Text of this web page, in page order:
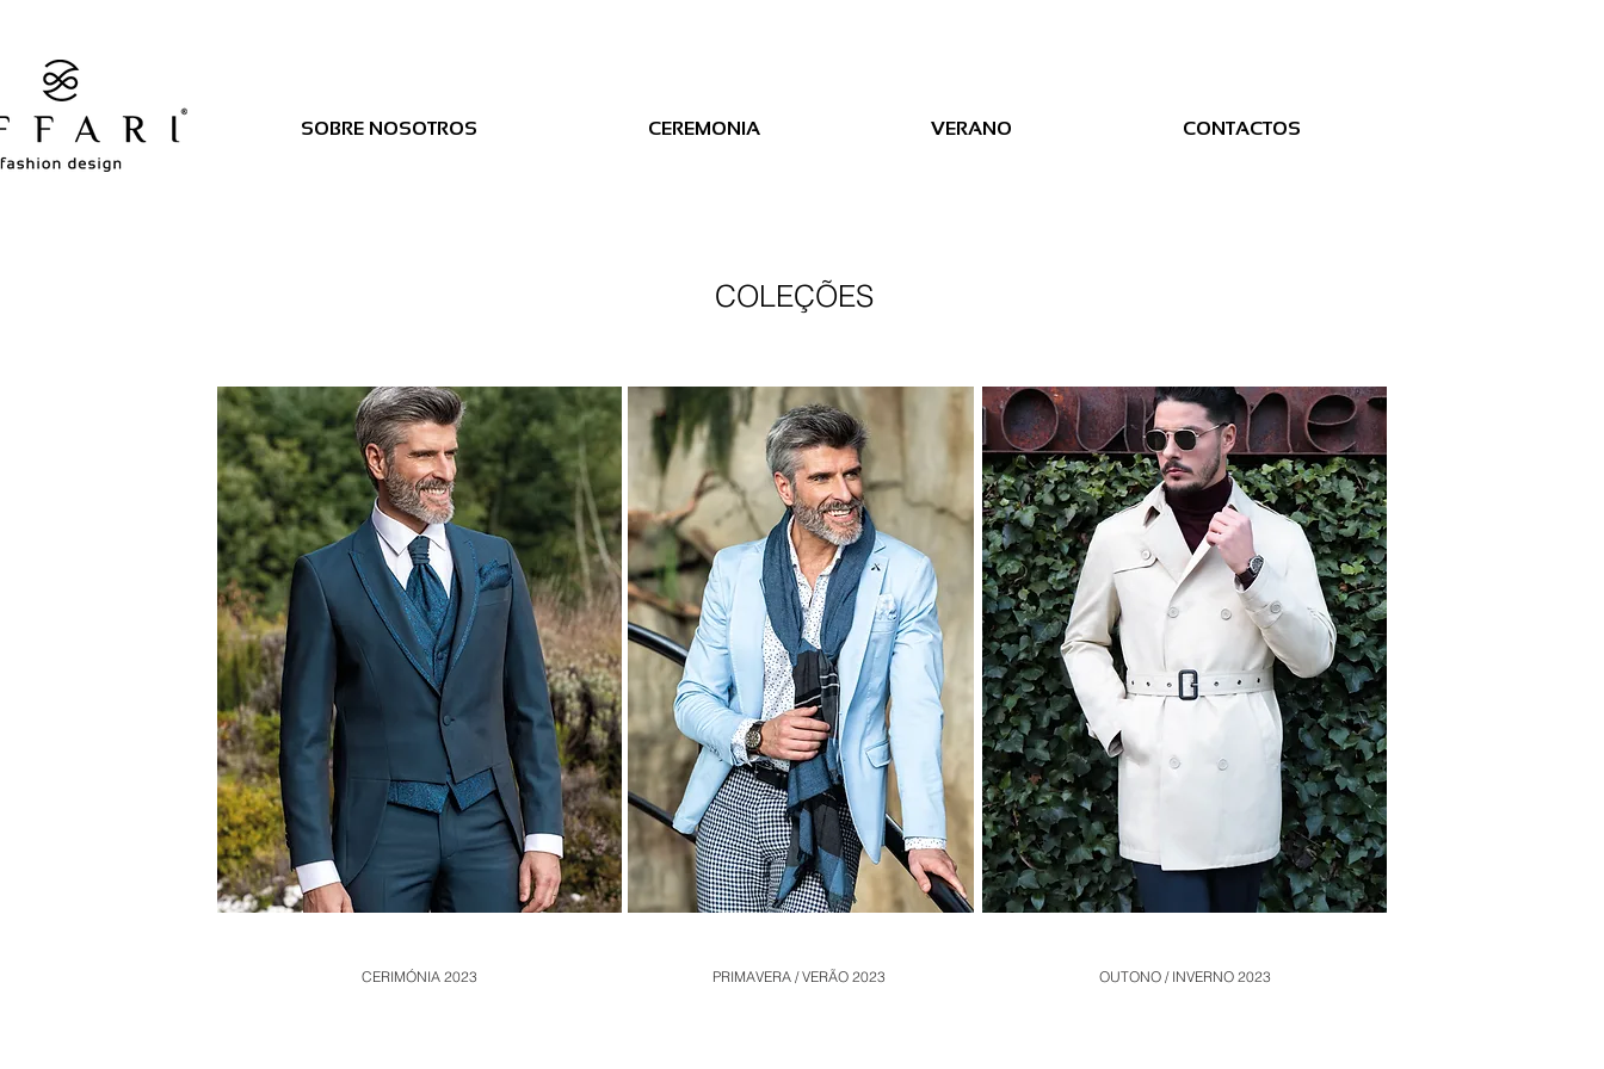
SOBRE NOSOTROS CEREMONIA VERANO CONTACTOS
COLEÇÕES
CERIMÓNIA 2023 PRIMAVERA / VERÃO 2023 OUTONO / INVERNO 2023